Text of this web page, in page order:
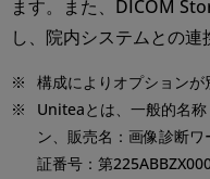
ます。また、DICOM
し、院内システムとの連
※
構成によりオプションが
※
Uniteaとは、一般的名
ン、販売名：画像診断
証番号：第